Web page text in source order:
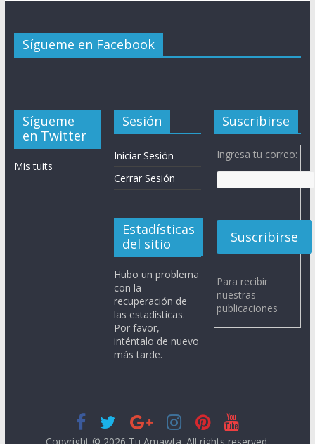
Sígueme en Facebook
Sígueme
en Twitter
Mis tuits
Sesión
Iniciar Sesión
Cerrar Sesión
Estadísticas
del sitio
Hubo un problema
con la
recuperación de
las estadísticas.
Por favor,
inténtalo de nuevo
más tarde.
Suscribirse
Ingresa tu correo:
Para recibir
nuestras
publicaciones